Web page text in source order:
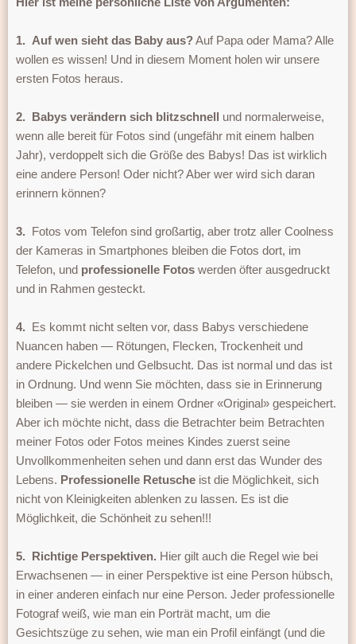
1. Auf wen sieht das Baby aus?Auf Papa oder Mama? Alle
wollen es wissen! Und in diesem Moment holen wir unsere
ersten Fotos heraus.
2. Babys verändern sich blitzschnell
und normalerweise,
wenn alle bereit für Fotos sind (ungefähr mit einem halben
Jahr), verdoppelt sich die Größe des Babys! Das ist wirklich
eine andere Person! Oder nicht? Aber wer wird sich daran
erinnern können?
3. Fotos vom Telefon sind großartig, aber trotz aller Coolness
der Kameras in Smartphones bleiben die Fotos dort, im
Telefon, und professionelle Fotos werden öfter ausgedruckt
und in Rahmen gesteckt.
4. Es kommt nicht selten vor, dass Babys verschiedene
Nuancen haben — Rötungen, Flecken, Trockenheit und
andere Pickelchen und Gelbsucht. Das ist normal und das ist
in Ordnung. Und wenn Sie möchten, dass sie in Erinnerung
bleiben — sie werden in einem Ordner «Original» gespeichert.
Aber ich möchte nicht, dass die Betrachter beim Betrachten
meiner Fotos oder Fotos meines Kindes zuerst seine
Unvollkommenheiten sehen und dann erst das Wunder des
Lebens. Professionelle Retusche ist die Möglichkeit, sich
nicht von Kleinigkeiten ablenken zu lassen. Es ist die
Möglichkeit, die Schönheit zu sehen!!!
5. Richtige Perspektiven. Hier gilt auch die Regel wie bei
Erwachsenen — in einer Perspektive ist eine Person hübsch,
in einer anderen einfach nur eine Person. Jeder professionelle
Fotograf weiß, wie man ein Porträt macht, um die
Gesichtszüge zu sehen, wie man ein Profil einfängt (und die